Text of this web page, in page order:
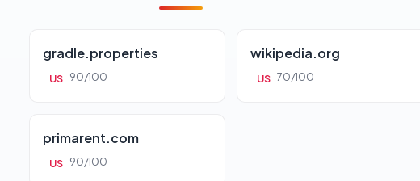
gradle.properties
US 90/100
wikipedia.org
US 70/100
primarent.com
US 90/100